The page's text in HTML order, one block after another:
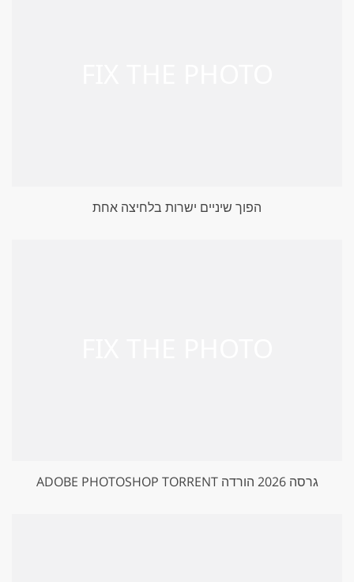
הפוך שיניים ישרות בלחיצה אחת
ADOBE PHOTOSHOP TORRENT גרסה 2026 הורדה